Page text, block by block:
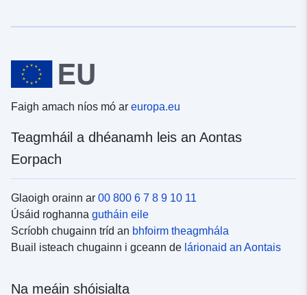
Faigh amach níos mó ar europa.eu
Teagmháil a dhéanamh leis an Aontas
Eorpach
Glaoigh orainn ar 00 800 6 7 8 9 10 11
Úsáid roghanna gutháin eile
Scríobh chugainn tríd an bhfoirm theagmhála
Buail isteach chugainn i gceann de lárionaid an Aontais
Na meáin shóisialta